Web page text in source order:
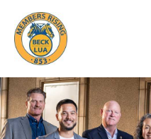
content